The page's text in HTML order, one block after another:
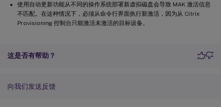
使用自动更新功能从不同的操作系统部署新虚拟磁盘会导致 MAK 激活信息
不匹配。在这种情况下，必须从命令行界面执行新激活，因为从 Citrix
Provisioning 控制台只能激活未激活的目标设备。
这是否有帮助？
向我们发送反馈